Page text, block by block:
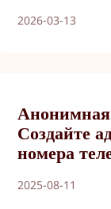
2026-03-13
Анонимная
Создайте
номера
2025-08-11